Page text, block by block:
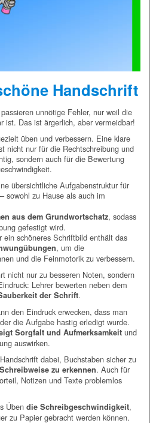
Handschrift
unnötige Fehler, nur weil die
ist. Das ist ärgerlich, aber vermeidbar!
üben und verbessern. Eine klare
nicht nur für die Rechtschreibung und
sondern auch für die Bewertung
übersichtliche Aufgabenstruktur für
– sowohl zu Hause als auch im
aus dem Grundwortschatz, sodass
gefestigt wird.
ein schöneres Schriftbild enthält das
, um die
und die Feinmotorik zu verbessern.
nicht nur zu besseren Noten, sondern
Lehrer bewerten neben dem
der Schrift.
den Eindruck erwecken, dass man
die Aufgabe hastig erledigt wurde.
Sorgfalt und Aufmerksamkeit und
auswirken.
dabei, Buchstaben sicher zu
zu erkennen. Auch für
Notizen und Texte problemlos
Üben die Schreibgeschwindigkeit,
zu Papier gebracht werden können.